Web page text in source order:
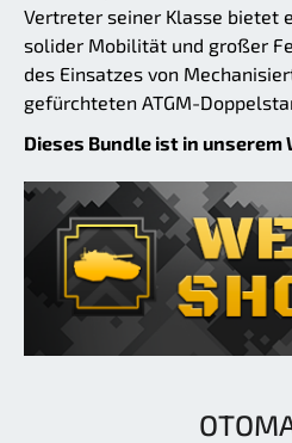
Vertreter seiner Klasse bietet
solider Mobilität und großer
des Einsatzes von
gefürchteten ATGM-
Dieses Bundle ist in